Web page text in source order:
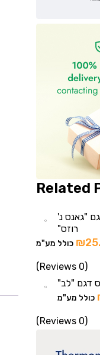
Related
"גאנס נ'
רוזס"
₪ כולל מע"מ
(0 Reviews)
דגם "לב"
כולל מע"מ
(0 Reviews)